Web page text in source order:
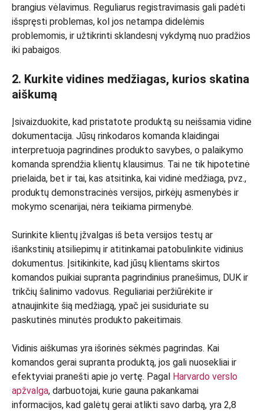
brangius vėlavimus. Reguliarus registravimasis gali padėti
išspręsti problemas, kol jos netampa didelėmis
problemomis, ir užtikrinti sklandesnį vykdymą nuo pradžios
iki pabaigos.
2. Kurkite vidines medžiagas, kurios skatina
aiškumą
Įsivaizduokite, kad pristatote produktą su neišsamia vidine
dokumentacija. Jūsų rinkodaros komanda klaidingai
interpretuoja pagrindines produkto savybes, o palaikymo
komanda sprendžia klientų klausimus. Tai ne tik hipotetinė
prielaida, bet ir tai, kas atsitinka, kai vidinė medžiaga, pvz.,
produktų demonstracinės versijos, pirkėjų asmenybės ir
mokymo scenarijai, nėra teikiama pirmenybė.
Surinkite klientų įžvalgas iš beta versijos testų ar
išankstinių atsiliepimų ir atitinkamai patobulinkite vidinius
dokumentus. Įsitikinkite, kad jūsų klientams skirtos
komandos puikiai supranta pagrindinius pranešimus, DUK ir
trikčių šalinimo vadovus. Reguliariai peržiūrėkite ir
atnaujinkite šią medžiagą, ypač jei susiduriate su
paskutinės minutės produkto pakeitimais.
Vidinis aiškumas yra išorinės sėkmės pagrindas. Kai
komandos gerai supranta produktą, jos gali nuosekliai ir
efektyviai pranešti apie jo vertę. Pagal Harvardo verslo
apžvalga, darbuotojai, kurie gauna pakankamai
informacijos, kad galėtų gerai atlikti savo darbą, yra 2,8